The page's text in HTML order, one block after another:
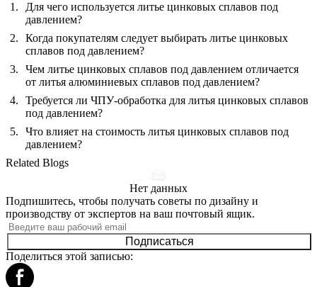
Для чего используется литье цинковых сплавов под
давлением?
Когда покупателям следует выбирать литье цинковых
сплавов под давлением?
Чем литье цинковых сплавов под давлением отличается
от литья алюминиевых сплавов под давлением?
Требуется ли ЧПУ-обработка для литья цинковых сплавов
под давлением?
Что влияет на стоимость литья цинковых сплавов под
давлением?
Related Blogs
Нет данных
Подпишитесь, чтобы получать советы по дизайну и
производству от экспертов на ваш почтовый ящик.
Подписаться
Поделиться этой записью: